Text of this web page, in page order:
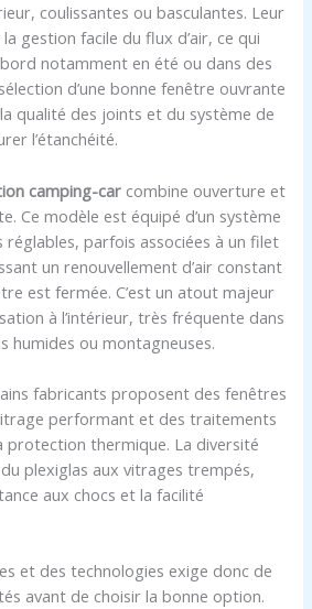
coulissantes ou basculantes. Leur
gestion facile du flux d’air, ce qui
notamment en été ou dans des
d’une bonne fenêtre ouvrante
qualité des joints et du système de
l’étanchéité.
camping-car combine ouverture et
Ce modèle est équipé d’un système
réglables, parfois associées à un filet
un renouvellement d’air constant
est fermée. C’est un atout majeur
à l’intérieur, très fréquente dans
humides ou montagneuses.
fabricants proposent des fenêtres
performant et des traitements
protection thermique. La diversité
plexiglas aux vitrages trempés,
aux chocs et la facilité
et des technologies exige donc de
avant de choisir la bonne option.